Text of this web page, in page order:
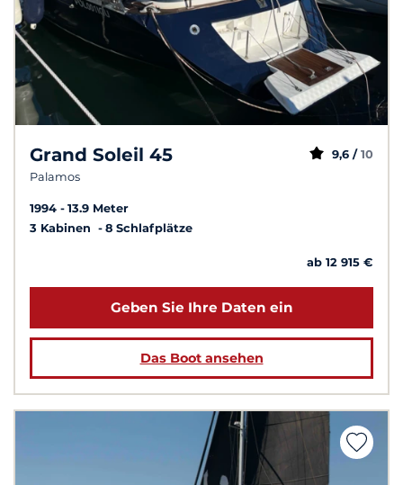
Grand Soleil 45
Palamos
9,6 / 10
1994
13.9 Meter
3 Kabinen
8 Schlafplätze
ab 12 915 €
Geben Sie Ihre Daten ein
Das Boot ansehen